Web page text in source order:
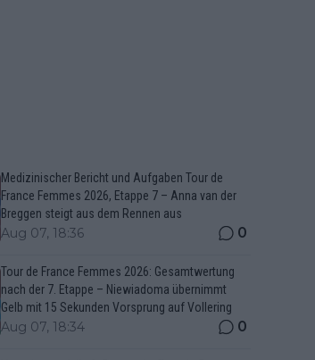
Medizinischer Bericht und Aufgaben Tour de
France Femmes 2026, Etappe 7 – Anna van der
Breggen steigt aus dem Rennen aus
Aug 07, 18:36 0
Tour de France Femmes 2026: Gesamtwertung
nach der 7. Etappe – Niewiadoma übernimmt
Gelb mit 15 Sekunden Vorsprung auf Vollering
Aug 07, 18:34 0